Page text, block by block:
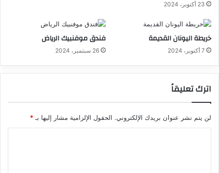
23 أكتوبر، 2024
خريطة اليونان القديمة
7 أكتوبر، 2024
فندق موفنبيك الرياض
26 سبتمبر، 2024
اترك تعليقاً
لن يتم نشر عنوان بريدك الإلكتروني. الحقول الإلزامية مشار إليها بـ *